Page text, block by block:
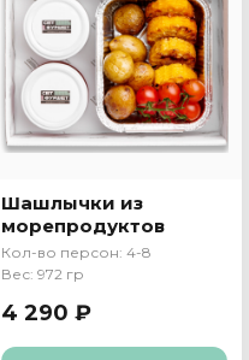
Шашлычки из
морепродуктов
Кол-во персон: 4-8
Вес: 972 гр
4 290 ₽